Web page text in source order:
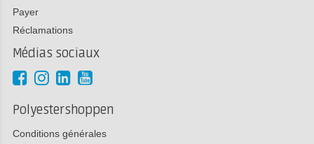
Payer
Réclamations
Médias sociaux
Polyestershoppen
Conditions générales